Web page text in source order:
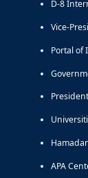
D-8
Vice-
Portal of
APA